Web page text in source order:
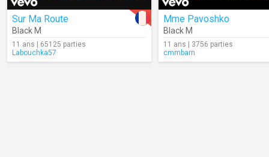
Sur Ma Route
Black M
11 ans | 65125 parties
Labouchka57
Mme Pavoshko
Black M
11 ans | 3756 parties
cmmbarn